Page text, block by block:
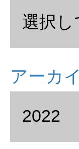
アーカ